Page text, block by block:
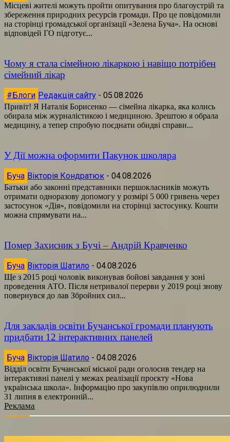
Місцеві жителі можуть пройти опитування про благоустрій та
збереження природних ресурсів громади. Про це повідомили
на сторінці громадської організації «Зелена Буча». На основі
відповідей ГО підготує...
Чому я стала сімейною лікаркою і навіщо потрібен
сімейний лікар
#Блоги Редакція сайту - 05.08.2026
Привіт! Я Наталія Борисенко — сімейна лікарка, яка колись
обирала між журналістикою і медициною. Зрештою я обрала
медицину, а тепер спробую поєднати обидві справи...
У Дії можна оформити Пакунок школяра
Буча Вікторія Кондратюк - 04.08.2026
Батьки або законні представники першокласників можуть
отримати одноразову допомогу у розмірі 5 000 гривень через
застосунок «Дія», повідомили на сторінці застосунку. Кошти
можна спрямувати на...
Помер Захисник з Бучі – Андрій Кравченко
Буча Вікторія Шатило - 04.08.2026
Ще з 2015 році чоловік виконував бойові завдання у зоні
проведення АТО. Після нетривалої перерви у 2019 році знову
повернувся до лав Збройних сил...
Для закладів освіти Бучанської громади планують
придбати 12 інтерактивних панелей
Буча Вікторія Шатило - 04.08.2026
Відділ освіти Бучанської міської ради оголосив тендер на
інтерактивні панелі у межах реалізації проєкту «Нова
українська школа». Інформацію про закупівлю оприлюднили
31 липня в електронній...
Реклама